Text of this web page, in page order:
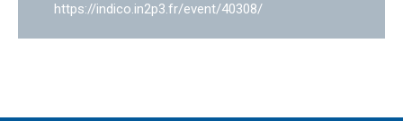
https://indico.in2p3.fr/event/40308/